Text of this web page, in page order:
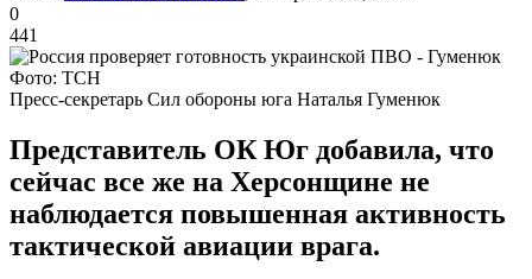
0
441
Фото: ТСН
Пресс-секретарь Сил обороны юга Наталья Гуменюк
Представитель ОК Юг добавила, что
сейчас все же на Херсонщине не
наблюдается повышенная активность
тактической авиации врага.